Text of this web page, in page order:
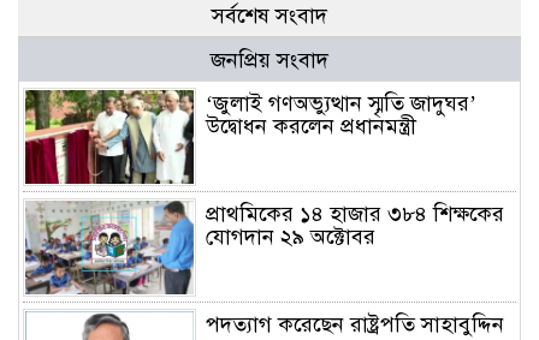
সর্বশেষ সংবাদ
জনপ্রিয় সংবাদ
‘জুলাই গণঅভ্যুত্থান স্মৃতি জাদুঘর’
উদ্বোধন করলেন প্রধানমন্ত্রী
প্রাথমিকের ১৪ হাজার ৩৮৪ শিক্ষকের
যোগদান ২৯ অক্টোবর
পদত্যাগ করেছেন রাষ্ট্রপতি সাহাবুদ্দিন